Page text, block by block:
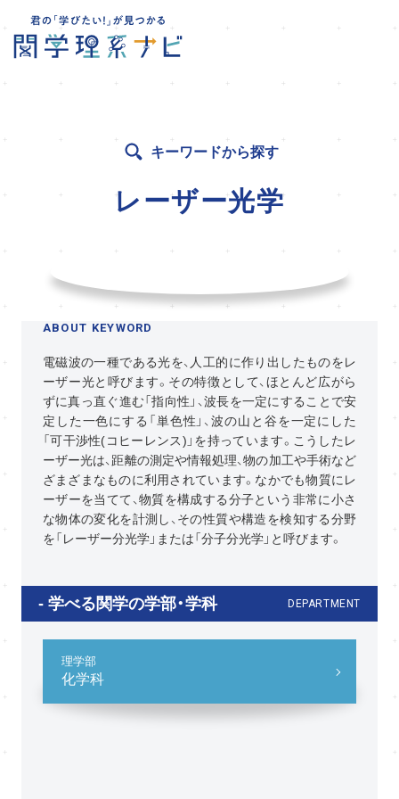
キーワードから探す
レーザー光学
ABOUT KEYWORD
電磁波の一種である光を、人工的に作り出したものをレ
ーザー光と呼びます。その特徴として、ほとんど広がら
ずに真っ直ぐ進む「指向性」、波長を一定にすることで安
定した一色にする「単色性」、波の山と谷を一定にした
「可干渉性(コヒーレンス)」を持っています。こうしたレ
ーザー光は、距離の測定や情報処理、物の加工や手術など
ざまざまなものに利用されています。なかでも物質にレ
ーザーを当てて、物質を構成する分子という非常に小さ
な物体の変化を計測し、その性質や構造を検知する分野
を「レーザー分光学」または「分子分光学」と呼びます。
学べる関学の学部・学科 DEPARTMENT
理学部
化学科